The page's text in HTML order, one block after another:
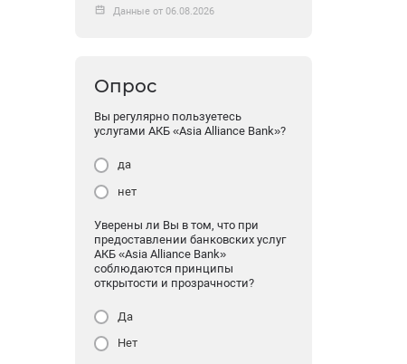
Данные от 06.08.2026
Опрос
Вы регулярно пользуетесь
услугами АКБ «Asia Alliance Bank»?
да
нет
Уверены ли Вы в том, что при
предоставлении банковских услуг
АКБ «Asia Alliance Bank»
соблюдаются принципы
открытости и прозрачности?
Да
Нет